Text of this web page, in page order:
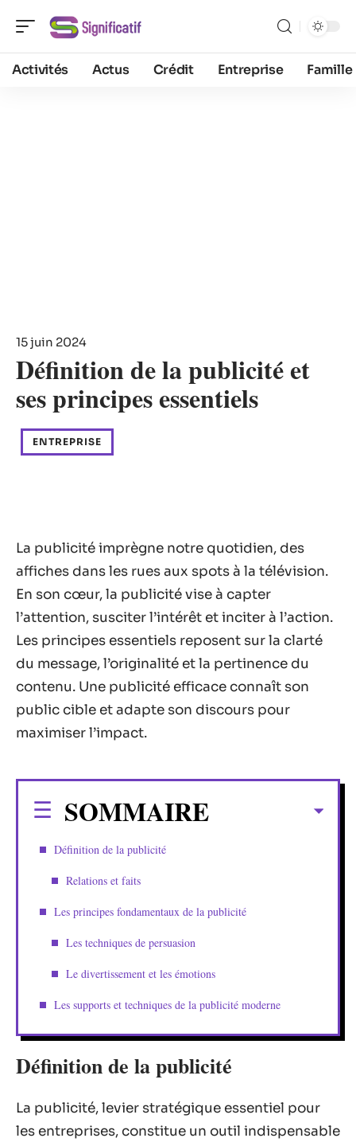
Activités Actus Crédit Entreprise Famille
15 juin 2024
Définition de la publicité et
ses principes essentiels
ENTREPRISE
La publicité imprègne notre quotidien, des
affiches dans les rues aux spots à la télévision.
En son cœur, la publicité vise à capter
l’attention, susciter l’intérêt et inciter à l’action.
Les principes essentiels reposent sur la clarté
du message, l’originalité et la pertinence du
contenu. Une publicité efficace connaît son
public cible et adapte son discours pour
maximiser l’impact.
SOMMAIRE
Définition de la publicité
Relations et faits
Les principes fondamentaux de la publicité
Les techniques de persuasion
Le divertissement et les émotions
Les supports et techniques de la publicité moderne
Définition de la publicité
La publicité, levier stratégique essentiel pour
les entreprises, constitue un outil indispensable